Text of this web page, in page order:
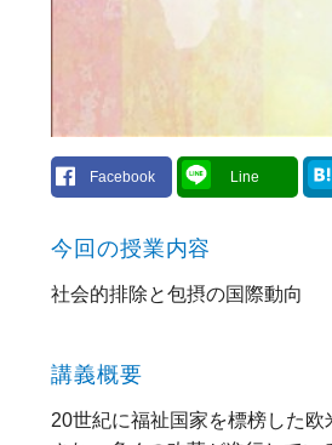
Facebook Line
今回の授業内容
社会的排除と包摂の国際動向
講義概要
20世紀に福祉国家を標榜した